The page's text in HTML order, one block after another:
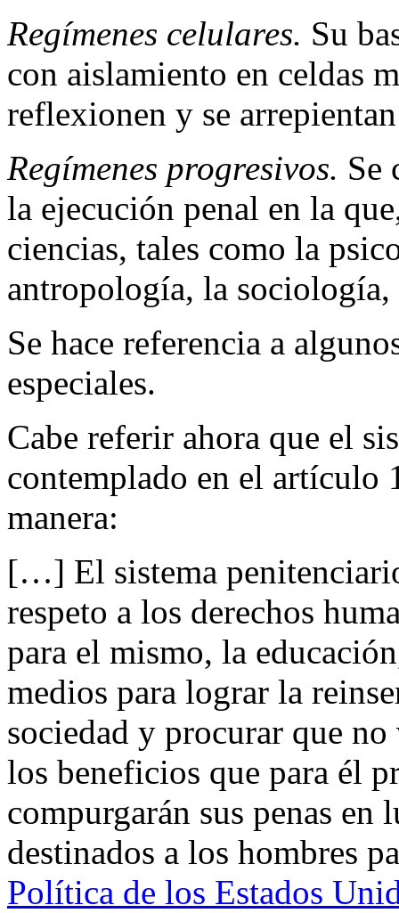
Regímenes celulares. Su
con aislamiento en celdas
reflexionen y se
Regímenes progresivos. Se
la ejecución penal en la
ciencias, tales como la
antropología, la sociología,
Se hace referencia a
especiales.
Cabe referir ahora que el
contemplado en el artículo
manera:
[…] El sistema
respeto a los derechos
para el mismo, la
medios para lograr la
sociedad y procurar que
los beneficios que para él
compurgarán sus penas en
destinados a los hombres
Política de los Estados